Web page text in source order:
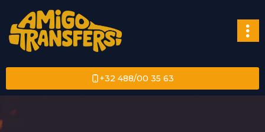
+32 488/00 35 63